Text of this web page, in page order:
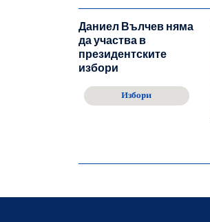
Даниел Вълчев няма
да участва в
президентските
избори
Избори